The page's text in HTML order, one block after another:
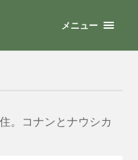
メニュー
。コナンとナウシカ